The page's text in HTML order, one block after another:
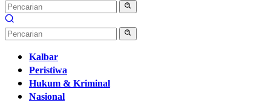
Kalbar
Peristiwa
Hukum & Kriminal
Nasional